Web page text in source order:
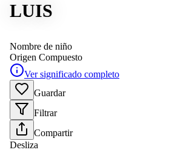
LUIS
Nombre de niño
Origen Compuesto
Ver significado completo
Guardar
Filtrar
Compartir
Desliza